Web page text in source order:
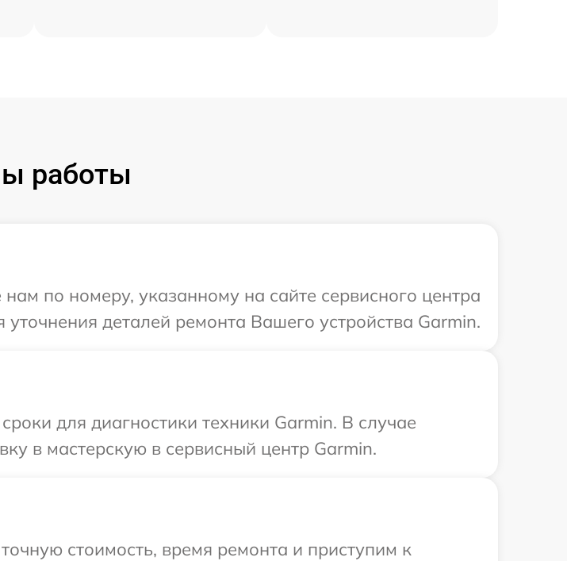
работы
по номеру, указанному на сайте сервисного центра
деталей ремонта Вашего устройства Garmin.
для диагностики техники Garmin. В случае
в мастерскую в сервисный центр Garmin.
стоимость, время ремонта и приступим к